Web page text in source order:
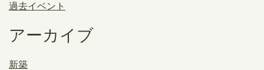
過去イベント
アーカイブ
新築